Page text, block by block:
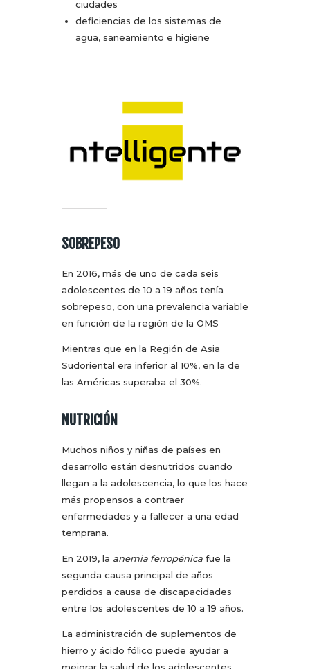
ciudades
deficiencias de los sistemas de
agua, saneamiento e higiene
SOBREPESO
En 2016, más de uno de cada seis
adolescentes de 10 a 19 años tenía
sobrepeso, con una prevalencia variable
en función de la región de la OMS
Mientras que en la Región de Asia
Sudoriental era inferior al 10%, en la de
las Américas superaba el 30%.
NUTRICIÓN
Muchos niños y niñas de países en
desarrollo están desnutridos cuando
llegan a la adolescencia, lo que los hace
más propensos a contraer
enfermedades y a fallecer a una edad
temprana.
En 2019, la anemia ferropénica fue la
segunda causa principal de años
perdidos a causa de discapacidades
entre los adolescentes de 10 a 19 años.
La administración de suplementos de
hierro y ácido fólico puede ayudar a
mejorar la salud de los adolescentes.